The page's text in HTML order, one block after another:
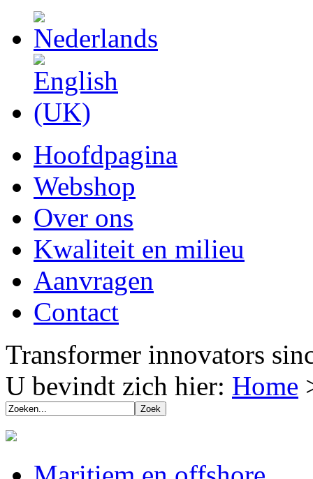
Hoofdpagina
Webshop
Over ons
Kwaliteit en milieu
Aanvragen
Contact
Transformer innovators
U bevindt zich hier: Home